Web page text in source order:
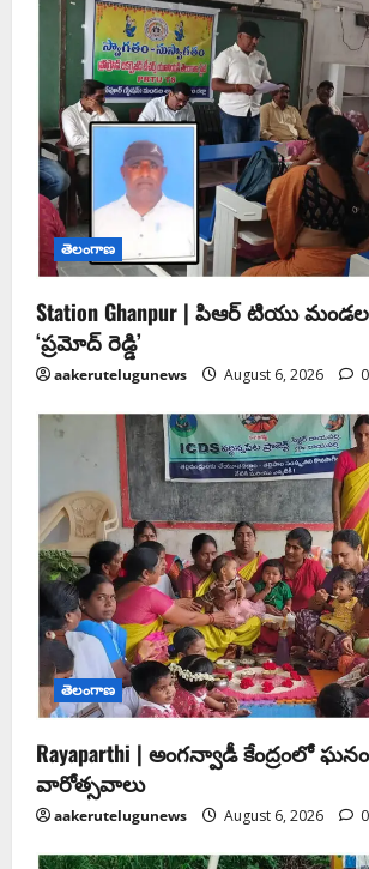
తెలంగాణ
Station Ghanpur | పిఆర్ టియు
‘ప్రమోద్ రెడ్డి’
aakerutelugunews August 6, 2026 0
తెలంగాణ
Rayaparthi | అంగన్వాడీ కేంద్రంలో
వారోత్సవాలు
aakerutelugunews August 6, 2026 0